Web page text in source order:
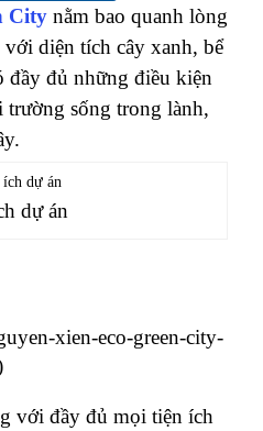
City nằm bao quanh lòng
diện tích cây xanh, bể
đầy đủ những điều kiện
sống trong lành,
dự án
với đầy đủ mọi tiện ích